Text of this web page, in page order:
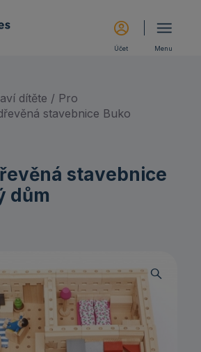
Menu
Účet
dítěte / Pro
stavebnice Buko
stavebnice
dům